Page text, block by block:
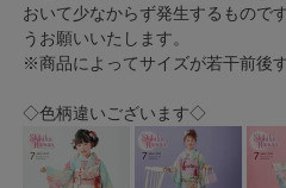
おいて少なからず発生するもので
うお願いいたします。
※商品によってサイズが若干前後
◇色柄違いございます◇